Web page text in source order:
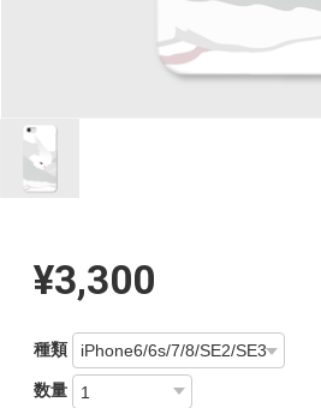
¥3,300
種類
数量